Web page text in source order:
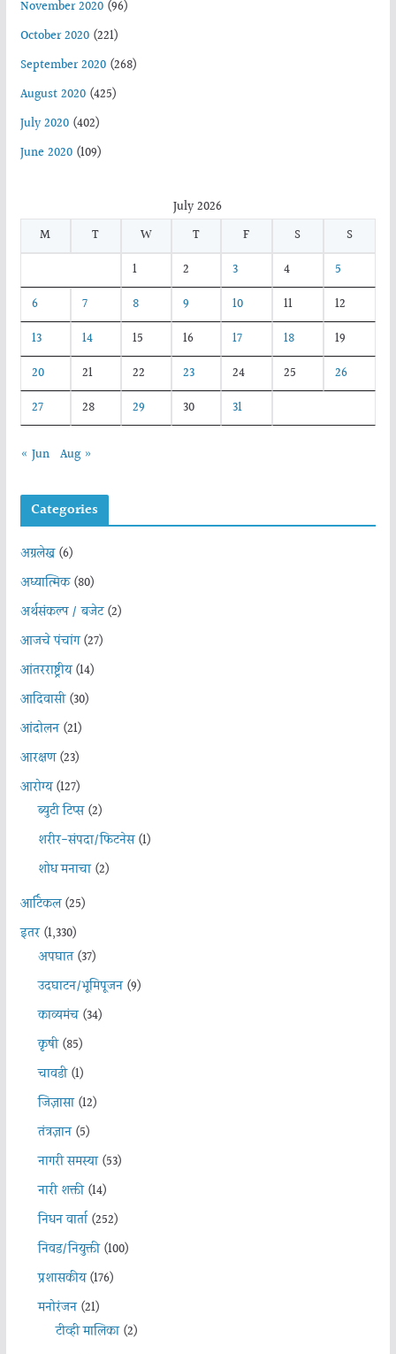
November 2020(96)
October 2020(221)
September 2020(268)
August 2020(425)
July 2020(402)
June 2020(109)
July 2026
M
T W T F S
S
1
2 3 4
5
6
7 8 9 10 11
12
13
14 15 16 17 18
19
20
21 22 23 24 25
26
27
28 29 30 31
« Jun Aug »
Categories
अग्रलेख(6)
अध्यात्मिक(80)
अर्थसंकल्प / बजेट(2)
आजचे पंचांग(27)
आंतरराष्ट्रीय(14)
आदिवासी(30)
आंदोलन(21)
आरक्षण(23)
आरोग्य(127)
ब्युटी टिप्स(2)
शरीर-संपदा/फिटनेस(1)
शोध मनाचा(2)
आर्टिकल(25)
इतर(1,330)
अपघात(37)
उदघाटन/भूमिपूजन(9)
काव्यमंच(34)
कृषी(85)
चावडी(1)
जिज्ञासा(12)
तंत्रज्ञान(5)
नागरी समस्या(53)
नारी शक्ती(14)
निधन वार्ता(252)
निवड/नियुक्ती(100)
प्रशासकीय(176)
मनोरंजन(21)
टीव्ही मालिका(2)